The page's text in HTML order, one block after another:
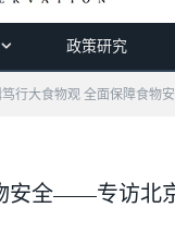
政策研究
笃行大食物观 全面保障食物
安全——专访北